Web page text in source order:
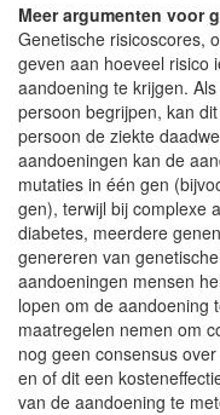
Meer argumenten voor
Genetische risicoscores,
geven aan hoeveel risico
aandoening te krijgen.
persoon begrijpen, kan
persoon de ziekte
aandoeningen kan de
mutaties in één gen
gen), terwijl bij complexe
diabetes, meerdere
genereren van
aandoeningen mensen
lopen om de aandoening
maatregelen nemen om
nog geen consensus
en of dit een
van de aandoening te